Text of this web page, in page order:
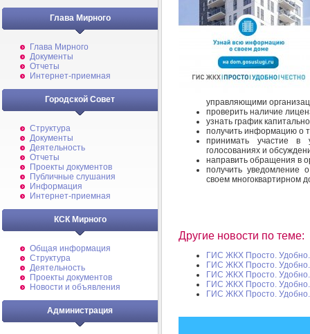
Глава Мирного
Глава Мирного
Документы
Отчеты
Интернет-приемная
Городской Совет
Структура
Документы
Деятельность
Отчеты
Проекты документов
Публичные слушания
Информация
Интернет-приемная
КСК Мирного
Общая информация
Структура
Деятельность
Проекты документов
Новости и объявления
Администрация
управляющими
проверить наличие
узнать график
получить информацию о
принимать участие в
голосованиях и
направить обращения в
получить уведомление
своем многоквартирном
Другие новости по теме:
ГИС ЖКХ Просто.
ГИС ЖКХ Просто.
ГИС ЖКХ Просто.
ГИС ЖКХ Просто.
ГИС ЖКХ Просто.